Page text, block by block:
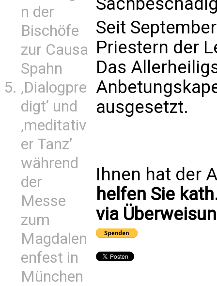
n der
Bischöfe
zur Causa
Spahn
‚Dialogpre
digt‘ und
‚meditativ
er Tanz’
während
der
Messe
zum
Magdalen
enfest in
München
Seit
Priestern der
Das
ausgesetzt.
Ihnen hat der
helfen Sie
via